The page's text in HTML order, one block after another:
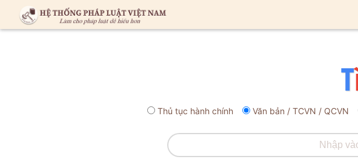
Thủ tục hành chính Văn bản / TCVN / QCVN